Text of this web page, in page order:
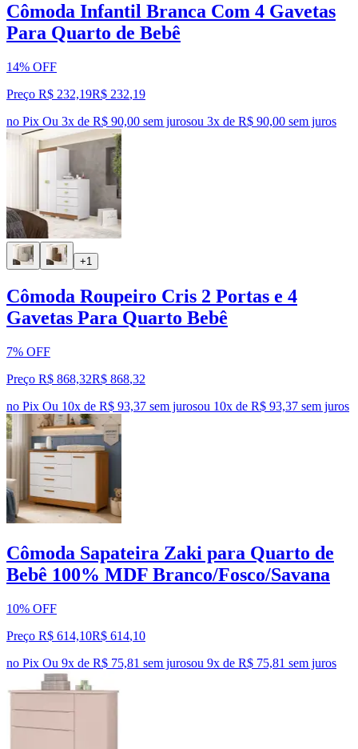
Cômoda Infantil Branca Com 4 Gavetas
Para Quarto de Bebê
14% OFF
Preço R$ 232,19R$ 232,19
no Pix Ou 3x de R$ 90,00 sem jurosou 3x de R$ 90,00 sem juros
+1
Cômoda Roupeiro Cris 2 Portas e 4
Gavetas Para Quarto Bebê
7% OFF
Preço R$ 868,32R$ 868,32
no Pix Ou 10x de R$ 93,37 sem jurosou 10x de R$ 93,37 sem juros
Cômoda Sapateira Zaki para Quarto de
Bebê 100% MDF Branco/Fosco/Savana
10% OFF
Preço R$ 614,10R$ 614,10
no Pix Ou 9x de R$ 75,81 sem jurosou 9x de R$ 75,81 sem juros